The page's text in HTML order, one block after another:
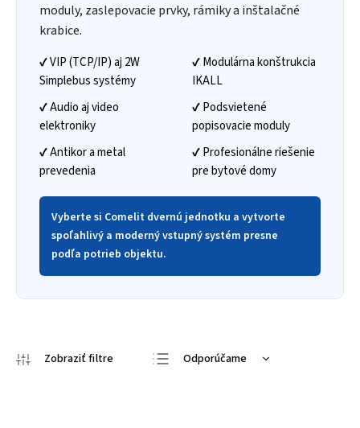
moduly, zaslepovacie prvky, rámiky a inštalačné
krabice.
✔ VIP (TCP/IP) aj 2W
Simplebus systémy
✔ Modulárna konštrukcia
IKALL
✔ Audio aj video
elektroniky
✔ Podsvietené
popisovacie moduly
✔ Antikor a metal
prevedenia
✔ Profesionálne riešenie
pre bytové domy
Vyberte si Comelit dvernú jednotku a vytvorte
spoľahlivý a moderný vstupný systém presne
podľa potrieb objektu.
Odporúčame